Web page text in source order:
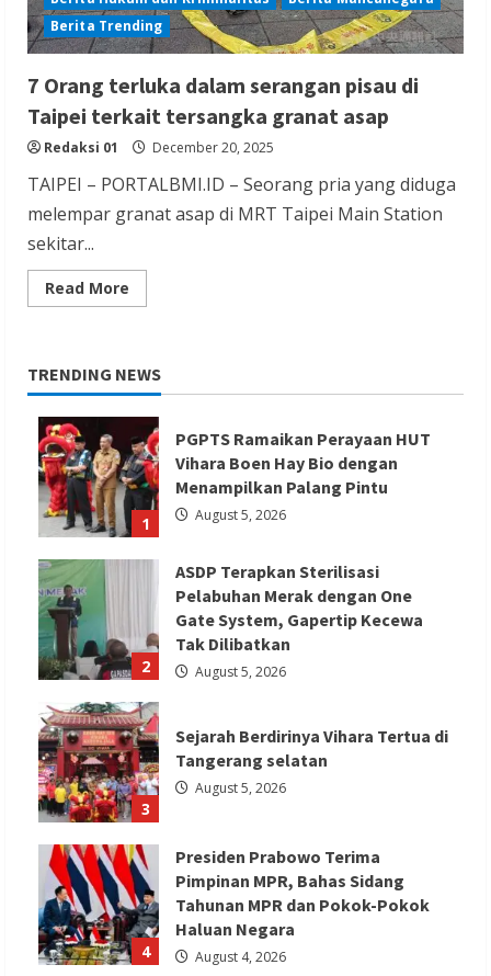
Berita Trending
7 Orang terluka dalam serangan pisau di
Taipei terkait tersangka granat asap
Redaksi 01 December 20, 2025
TAIPEI – PORTALBMI.ID – Seorang pria yang diduga
melempar granat asap di MRT Taipei Main Station
sekitar...
Read More
more
dalam
serangan
Taipei
terkait
tersangka
granat
asap
TRENDING NEWS
1
PGPTS Ramaikan Perayaan HUT
Vihara Boen Hay Bio dengan
Menampilkan Palang Pintu
August 5, 2026
2
ASDP Terapkan Sterilisasi
Pelabuhan Merak dengan One
Gate System, Gapertip Kecewa
Tak Dilibatkan
August 5, 2026
3
Sejarah Berdirinya Vihara Tertua di
Tangerang selatan
August 5, 2026
4
Presiden Prabowo Terima
Pimpinan MPR, Bahas Sidang
Tahunan MPR dan Pokok-Pokok
Haluan Negara
August 4, 2026